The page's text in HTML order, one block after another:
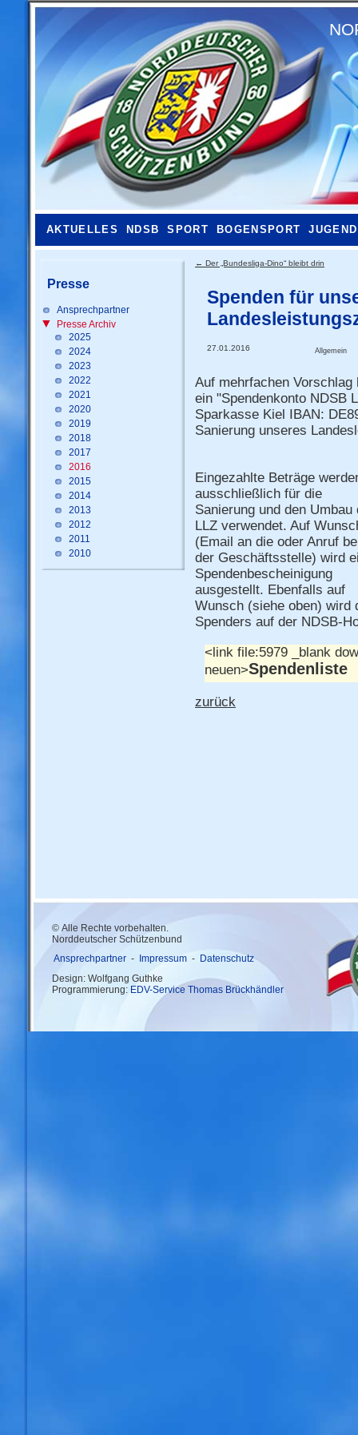
AKTUELLES NDSB SPORT BOGENSPORT JUGEND
Presse
Ansprechpartner
Presse Archiv
2025
2024
2023
2022
2021
2020
2019
2018
2017
2016
2015
2014
2013
2012
2011
2010
← Der „Bundesliga-Dino“ bleibt drin
Spenden für
27.01.2016 Allgemein
Auf mehrfachen
ein "Spendenkonto NDSB
Sparkasse Kiel IBAN:
Sanierung unseres
Eingezahlte Beträge
ausschließlich für die
Sanierung und den Umbau
LLZ verwendet. Auf
(Email an die oder Anruf
der Geschäftsstelle) wird
Spendenbescheinigung
ausgestellt. Ebenfalls auf
Wunsch (siehe oben) wird
Spenders auf der NDSB-
<link file:5979 _blank
neuen>Spendenliste
zurück
© Alle Rechte vorbehalten.
Norddeutscher Schützenbund
Ansprechpartner - Impressum - Datenschutz
Design: Wolfgang Guthke
Programmierung: EDV-Service Thomas Brückhändler